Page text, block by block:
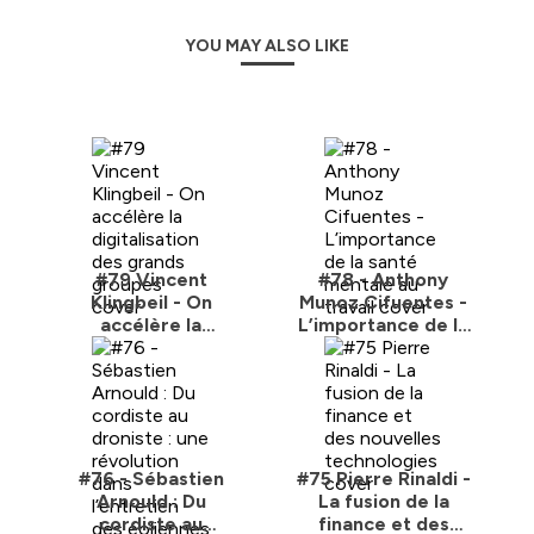
YOU MAY ALSO LIKE
#79 Vincent
Klingbeil - On
accélère la
digitalisation des
grands groupes
#78 - Anthony
Munoz Cifuentes -
L’importance de la
santé mentale au
travail
#76 - Sébastien
Arnould : Du
cordiste au
#75 Pierre Rinaldi -
La fusion de la
finance et des